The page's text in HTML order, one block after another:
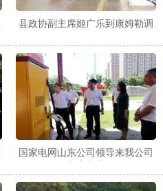
县政协副主席姬广乐到康姆勒调
国家电网山东公司领导来我公司